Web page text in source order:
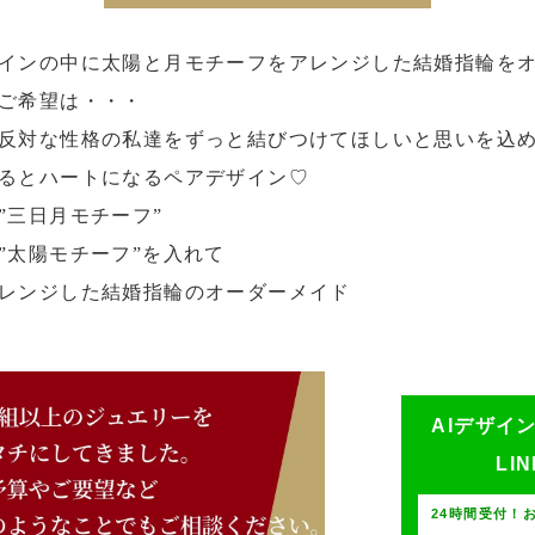
ンの中に太陽と月モチーフをアレンジした結婚指輪を
希望は・・・
対な性格の私達をずっと結びつけてほしいと思いを込
とハートになるペアデザイン♡
日月モチーフ”
陽モチーフ”を入れて
ンジした結婚指輪のオーダーメイド
AIデザイ
24時間受付！